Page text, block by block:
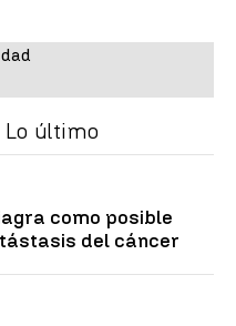
Lo último
como posible
del cáncer